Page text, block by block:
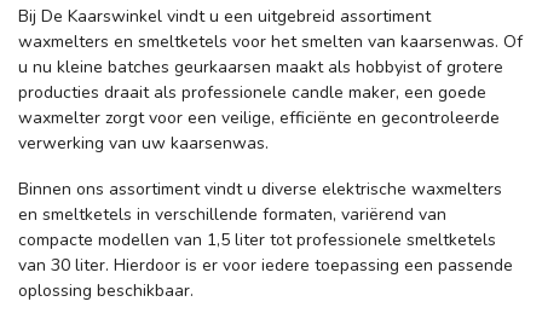
Bij De Kaarswinkel vindt u een uitgebreid assortiment
waxmelters en smeltketels voor het smelten van kaarsenwas. Of
u nu kleine batches geurkaarsen maakt als hobbyist of grotere
producties draait als professionele candle maker, een goede
waxmelter zorgt voor een veilige, efficiënte en gecontroleerde
verwerking van uw kaarsenwas.
Binnen ons assortiment vindt u diverse elektrische waxmelters
en smeltketels in verschillende formaten, variërend van
compacte modellen van 1,5 liter tot professionele smeltketels
van 30 liter. Hierdoor is er voor iedere toepassing een passende
oplossing beschikbaar.